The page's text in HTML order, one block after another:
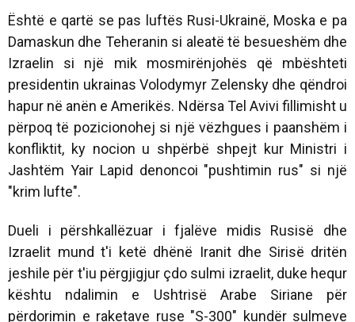
Është e qartë se pas luftës Rusi-Ukrainë, Moska e pa
Damaskun dhe Teheranin si aleatë të besueshëm dhe
Izraelin si një mik mosmirënjohës që mbështeti
presidentin ukrainas Volodymyr Zelensky dhe qëndroi
hapur në anën e Amerikës. Ndërsa Tel Avivi fillimisht u
përpoq të pozicionohej si një vëzhgues i paanshëm i
konfliktit, ky nocion u shpërbë shpejt kur Ministri i
Jashtëm Yair Lapid denoncoi "pushtimin rus" si një
"krim lufte".
Dueli i përshkallëzuar i fjalëve midis Rusisë dhe
Izraelit mund t'i ketë dhënë Iranit dhe Sirisë dritën
jeshile për t'iu përgjigjur çdo sulmi izraelit, duke hequr
kështu ndalimin e Ushtrisë Arabe Siriane për
përdorimin e raketave ruse "S-300" kundër sulmeve